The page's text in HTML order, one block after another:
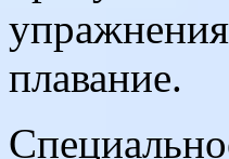
плавание.